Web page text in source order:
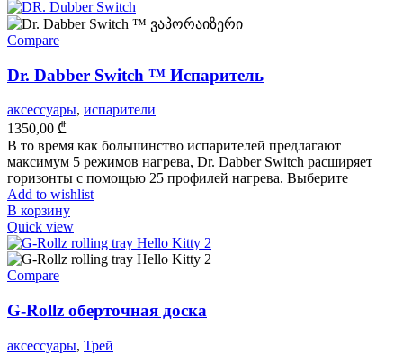
Compare
Dr. Dabber Switch ™ Испаритель
аксессуары, испарители
1350,00 ₾
В то время как большинство испарителей предлагают
максимум 5 режимов нагрева, Dr. Dabber Switch расширяет
горизонты с помощью 25 профилей нагрева. Выберите
Add to wishlist
В корзину
Quick view
Compare
G-Rollz оберточная доска
аксессуары, Трей